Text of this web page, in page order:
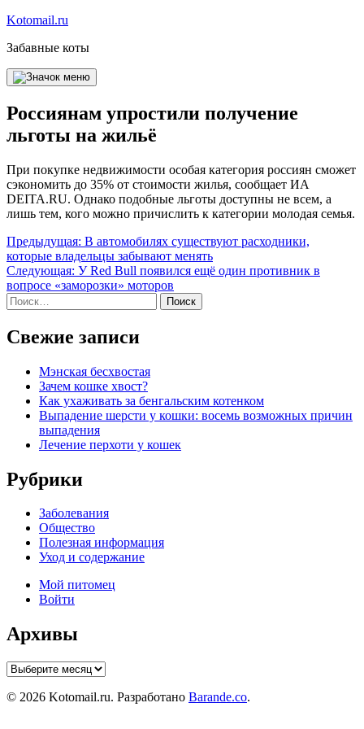
Перейти
содержимому
Kotomail.ru
Забавные коты
Россиянам упростили получение
льготы на жильё
При покупке недвижимости особая категория россиян сможет
сэкономить до 35% от стоимости жилья, сообщает ИА
DEITA.RU. Однако подобные льготы доступны не всем, а
лишь тем, кого можно причислить к категории молодая семья.
Навигация
по
записям
Предыдущая: В автомобилях существуют расходники,
которые владельцы забывают менять
Следующая: У Red Bull появился ещё один противник в
вопросе «заморозки» моторов
Найти:
Свежие записи
Мэнская бесхвостая
Зачем кошке хвост?
Как ухаживать за бенгальским котенком
Выпадение шерсти у кошки: восемь возможных причин
выпадения
Лечение перхоти у кошек
Рубрики
Заболевания
Общество
Полезная информация
Уход и содержание
Мой питомец
Войти
Архивы
Архивы
© 2026 Kotomail.ru. Разработано Barande.co.